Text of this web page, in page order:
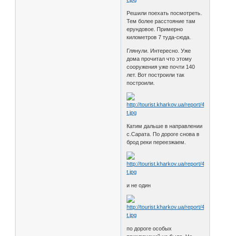
Решили поехать посмотреть.
Тем более расстояние там
ерундовое. Примерно
километров 7 туда-сюда.
Глянули. Интересно. Уже
дома прочитал что этому
сооружения уже почти 140
лет. Вот построили так
построили.
Катим дальше в направлении
с.Сарата. По дороге снова в
брод реки переезжаем.
и не один
по дороге особых